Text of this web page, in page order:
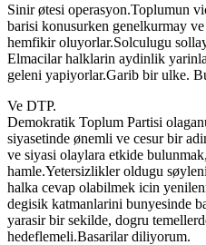
Sinir øtesi operasyon.Toplumun
barisi konusurken genelkurmay
hemfikir oluyorlar.Solculugu
Elmacilar halklarin aydinlik
geleni yapiyorlar.Garib bir ulke.
Ve DTP.
Demokratik Toplum Partisi
siyasetinde ønemli ve cesur bir
ve siyasi olaylara etkide
hamle.Yetersizlikler oldugu
halka cevap olabilmek icin
degisik katmanlarini bunyesinde
yarasir bir sekilde, dogru
hedeflemeli.Basarilar diliyorum.